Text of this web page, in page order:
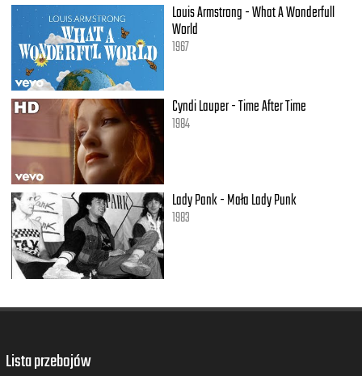
Louis Armstrong - What A Wonderfull
World
1967
Cyndi Lauper - Time After Time
1984
Lady Pank - Mała Lady Punk
1983
Lista przebojów